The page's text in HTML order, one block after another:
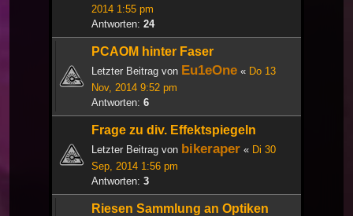
2014 1:55 pm
Antworten: 24
PCAOM hinter Faser
Letzter Beitrag von Eu1eOne « Do 13
Nov, 2014 9:52 pm
Antworten: 6
Frage zu div. Effektspiegeln
Letzter Beitrag von bikeraper « Di 30
Sep, 2014 1:56 pm
Antworten: 3
Riesen Sammlung an Optiken